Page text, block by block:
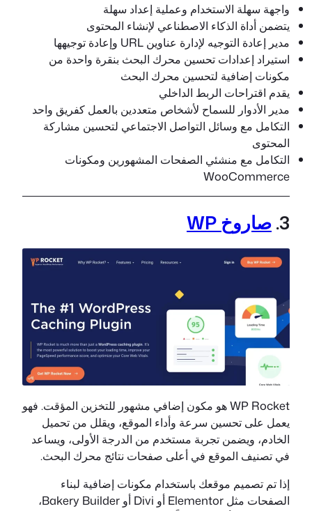
واجهة سهلة الاستخدام وعملية إعداد سهلة
يتضمن أداة الذكاء الاصطناعي لإنشاء المحتوى
مدير إعادة التوجيه لإدارة عناوين URL وإعادة توجيهها
استيراد إعدادات تحسين محرك البحث بنقرة واحدة من
مكونات إضافية لتحسين محرك البحث
يقدم اقتراحات الربط الداخلي
مدير الأدوار للسماح لأشخاص متعددين بالعمل كفريق واحد
التكامل مع وسائل التواصل الاجتماعي لتحسين مشاركة
المحتوى
التكامل مع منشئي الصفحات المشهورين ومكونات
WooCommerce
3. صاروخ WP
WP Rocket هو مكون إضافي مشهور للتخزين المؤقت. فهو
يعمل على تحسين سرعة وأداء الموقع، ويقلل من تحميل
الخادم، ويضمن تجربة مستخدم من الدرجة الأولى، ويساعد
في تصنيف الموقع في أعلى صفحات نتائج محرك البحث.
إذا تم تصميم موقعك باستخدام مكونات إضافية لبناء
الصفحات مثل Elementor أو Divi أو Bakery Builder،